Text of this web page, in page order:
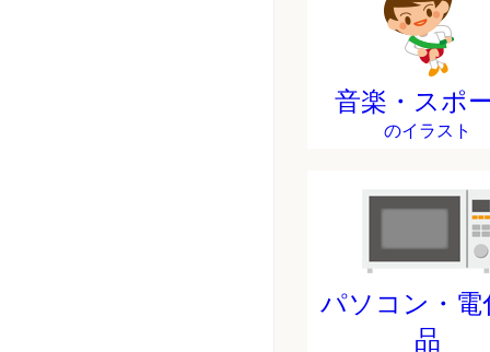
音楽・スポ
のイラスト
パソコン・電
品